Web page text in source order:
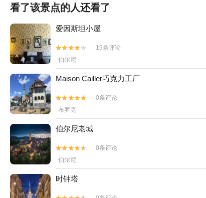
看了该景点的人还看了
爱因斯坦小屋


19条评论
伯尔尼
Maison Cailler巧克力工厂


0条评论
布罗克
伯尔尼老城


0条评论
伯尔尼
时钟塔